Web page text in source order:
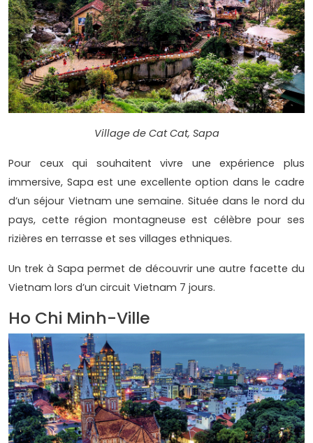
Village de Cat Cat, Sapa
Pour ceux qui souhaitent vivre une expérience plus
immersive, Sapa est une excellente option dans le cadre
d’un séjour Vietnam une semaine. Située dans le nord du
pays, cette région montagneuse est célèbre pour ses
rizières en terrasse et ses villages ethniques.
Un trek à Sapa permet de découvrir une autre facette du
Vietnam lors d’un circuit Vietnam 7 jours.
Ho Chi Minh-Ville